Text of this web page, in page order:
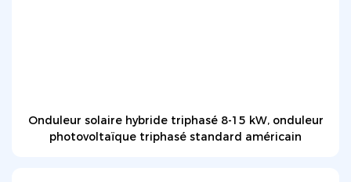
Onduleur solaire hybride triphasé 8-15 kW, onduleur
photovoltaïque triphasé standard américain